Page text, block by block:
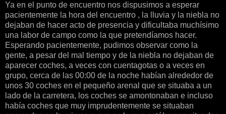
Ya en el punto de encuentro nos dispusimos a esperar
pacientemente la hora del encuentro , la lluvia y la niebla no
dejaban de hacer acto de presencia y dificultaba muchísimo
una labor de campo como la que pretendíamos hacer.
Esperando pacientemente, pudimos observar como la
gente, a pesar del mal tiempo y de la niebla no dejaban de
aparecer coches, a veces con cuentagotas o a veces en
grupo, cerca de las 00:00 de la noche habían alrededor de
unos 30 coches en el pequeño arenal que se situaba a un
lado de la carretera, los coches se amontonaban e incluso
había coches que muy imprudentemente se situaban